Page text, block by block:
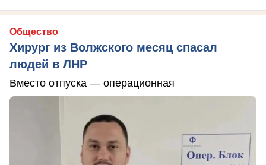
Общество
Хирург из Волжского месяц спасал
людей в ЛНР
Вместо отпуска — операционная